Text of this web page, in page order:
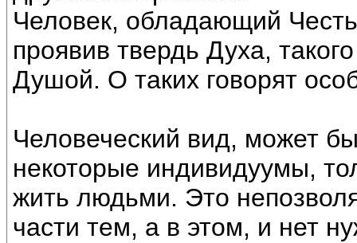
Человек, обладающий
проявив твердь Духа,
Душой. О таких говорят
Человеческий вид, может
некоторые индивидуумы,
жить людьми. Это
части тем, а в этом, и нет